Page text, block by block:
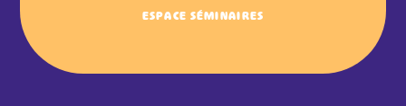
ESPACE SÉMINAIRES